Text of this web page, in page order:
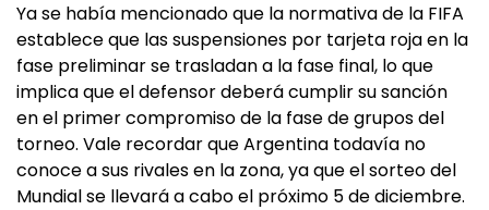
Ya se había mencionado que la normativa de la FIFA
establece que las suspensiones por tarjeta roja en la
fase preliminar se trasladan a la fase final, lo que
implica que el defensor deberá cumplir su sanción
en el primer compromiso de la fase de grupos del
torneo. Vale recordar que Argentina todavía no
conoce a sus rivales en la zona, ya que el sorteo del
Mundial se llevará a cabo el próximo 5 de diciembre.